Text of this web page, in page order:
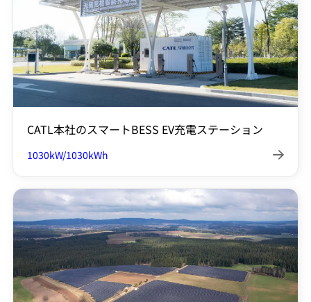
CATL本社のスマートBESS EV充電ステーション
1030kW/1030kWh 